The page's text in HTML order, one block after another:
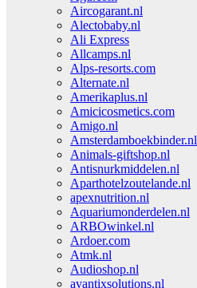
Aircogarant.nl
Alectobaby.nl
Ali Express
Allcamps.nl
Alps-resorts.com
Alternate.nl
Amerikaplus.nl
Amicicosmetics.com
Amigo.nl
Amsterdamboekbinder.nl
Animals-giftshop.nl
Antisnurkmiddelen.nl
Aparthotelzoutelande.nl
apexnutrition.nl
Aquariumonderdelen.nl
ARBOwinkel.nl
Ardoer.com
Atmk.nl
Audioshop.nl
avantixsolutions.nl